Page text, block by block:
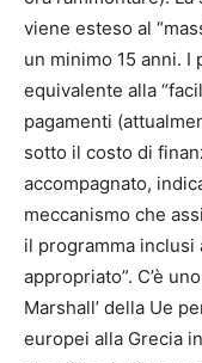
viene esteso al
un minimo 15 anni. I
equivalente alla
pagamenti
sotto il costo di
accompagnato,
meccanismo che
il programma
appropriato”. C’è
Marshall’ della Ue
europei alla Grecia